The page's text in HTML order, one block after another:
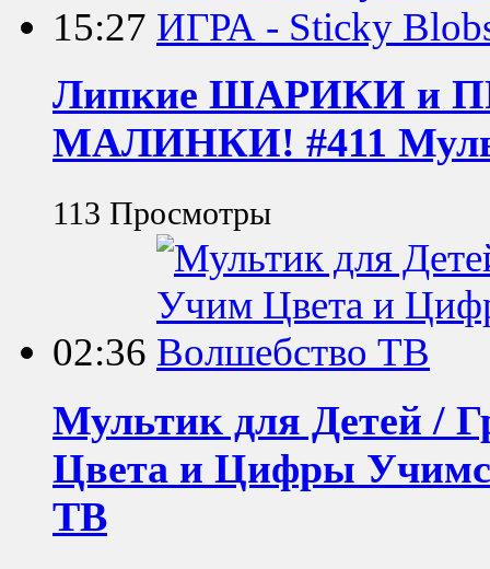
15:27
Липкие ШАРИКИ и
МАЛИНКИ! #411
113 Просмотры
02:36
Мультик для Детей /
Цвета и Цифры
ТВ